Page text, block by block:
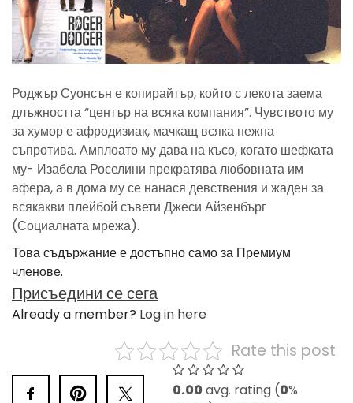
Роджър Суонсън е копирайтър, който с лекота заема
длъжността “център на всяка компания”. Чувството му
за хумор е афродизиак, мачкащ всяка нежна
съпротива. Амплоато му дава на късо, когато шефката
му- Изабела Роселини прекратява любовната им
афера, а в дома му се нанася девствения и жаден за
всякакви плейбой съвети Джеси Айзенбърг
(Социалната мрежа).
Това съдържание е достъпно само за Премиум
членове.
Присъедини се сега
Already a member? Log in here
Rate this post
0.00avg. rating (0%